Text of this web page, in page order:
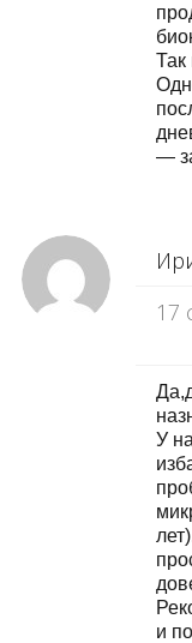
Так
—
17
У
и